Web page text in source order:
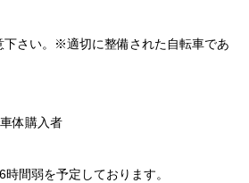
さい。※適切に整備された自転車であ
体購入者
間弱を予定しております。